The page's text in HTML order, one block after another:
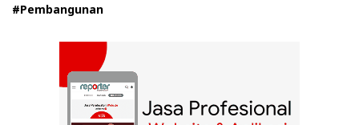
#Pembangunan